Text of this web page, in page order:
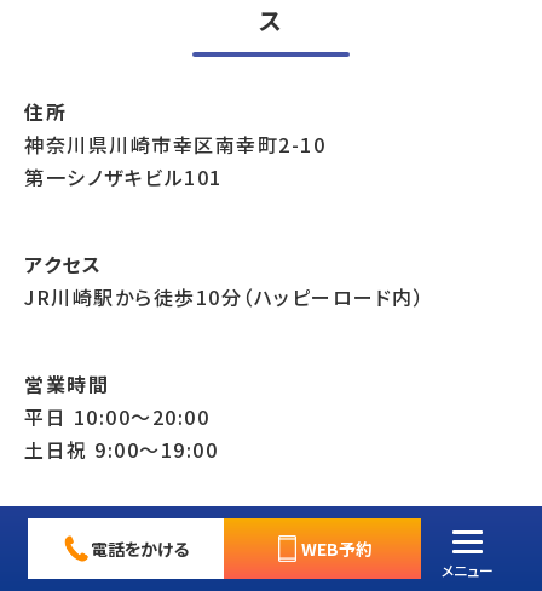
ス
住所
神奈川県川崎市幸区南幸町2-10
第一シノザキビル101
アクセス
JR川崎駅から徒歩10分（ハッピーロード内）
営業時間
平日 10:00〜20:00
土日祝 9:00〜19:00
定休日
電話をかける WEB予約
メニュー